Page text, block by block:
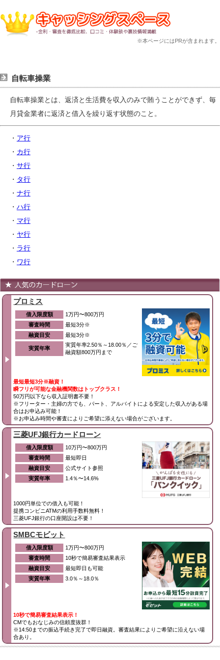
※本ページにはPRが含まれます。
自転車操業
自転車操業とは、返済と生活費を収入のみで賄うことができず、毎
月貸金業者に返済と借入を繰り返す状態のこと。
・ ア行
・ カ行
・ サ行
・ タ行
・ ナ行
・ ハ行
・ マ行
・ ヤ行
・ ラ行
・ ワ行
プロミス
借入限度額
1万円〜800万円
審査時間
最短3分※
融資目安
最短3分※
実質年率
実質年率2.50％～18.00％／ご
融資額800万円まで
最短最短3分※融資！
瞬フリが可能な金融機関数はトップクラス！
50万円以下なら収入証明書不要！
※フリーター・主婦の方でも、パート、アルバイトによる安定した収入がある場
合はお申込み可能！
※お申込み時間や審査によりご希望に添えない場合がございます。
三菱UFJ銀行カードローン
借入限度額
10万円〜800万円
審査時間
最短即日
融資目安
公式サイト参照
実質年率
1.4％〜14.6%
1000円単位での借入も可能！
提携コンビニATMの利用手数料無料！
三菱UFJ銀行の口座開設は不要！
SMBCモビット
借入限度額
1万円〜800万円
審査時間
10秒で簡易審査結果表示
融資目安
最短即日も可能
実質年率
3.0％～18.0％
10秒で簡易審査結果表示！
CMでもおなじみの信頼度抜群！
※14:50までの振込手続き完了で即日融資。審査結果によりご希望に沿えない場
合あり。